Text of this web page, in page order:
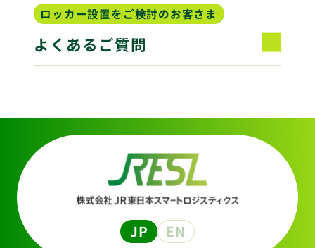
ロッカー設置をご検討のお客さま
よくあるご質問
JP EN